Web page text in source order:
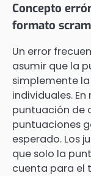
Concepto
formato
Un error
asumir que la
simplemente
individuales.
puntuación de
puntuaciones
esperado. Los
que solo la
cuenta para el